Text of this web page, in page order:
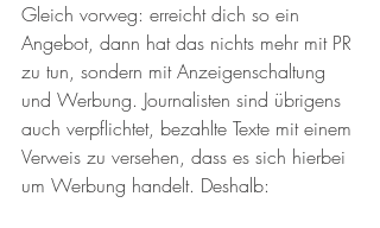
Gleich vorweg: erreicht dich so ein
Angebot, dann hat das nichts mehr mit PR
zu tun, sondern mit Anzeigenschaltung
und Werbung. Journalisten sind übrigens
auch verpflichtet, bezahlte Texte mit einem
Verweis zu versehen, dass es sich hierbei
um Werbung handelt. Deshalb: